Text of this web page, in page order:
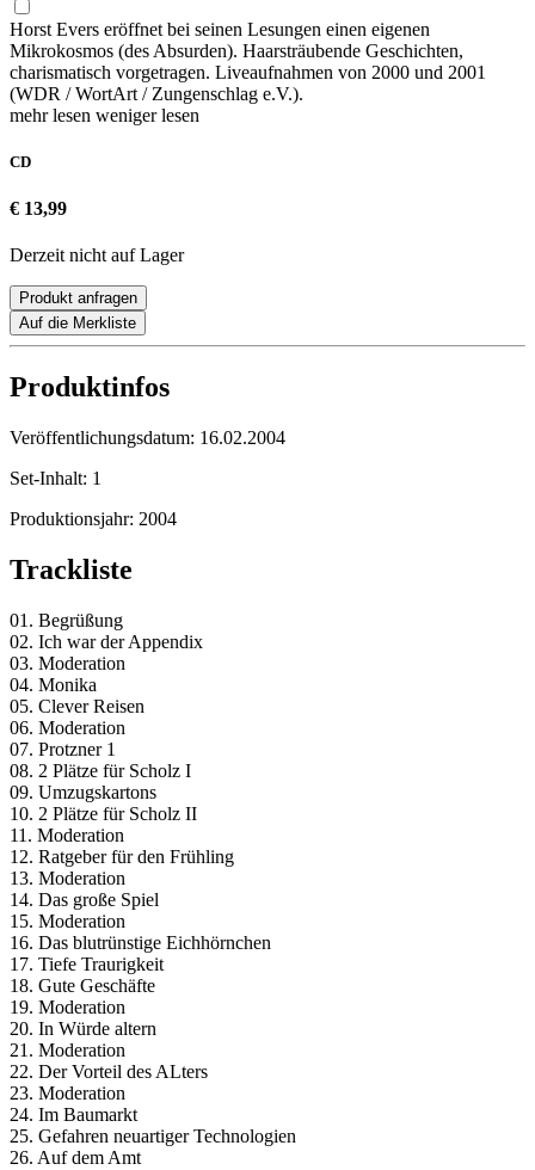
Horst Evers eröffnet bei seinen Lesungen einen eigenen
Mikrokosmos (des Absurden). Haarsträubende Geschichten,
charismatisch vorgetragen. Liveaufnahmen von 2000 und 2001
(WDR / WortArt / Zungenschlag e.V.).
mehr lesen weniger lesen
CD
€ 13,99
Derzeit nicht auf Lager
Produkt anfragen
Auf die Merkliste
Produktinfos
Veröffentlichungsdatum: 16.02.2004
Set-Inhalt: 1
Produktionsjahr: 2004
Trackliste
01. Begrüßung
02. Ich war der Appendix
03. Moderation
04. Monika
05. Clever Reisen
06. Moderation
07. Protzner 1
08. 2 Plätze für Scholz I
09. Umzugskartons
10. 2 Plätze für Scholz II
11. Moderation
12. Ratgeber für den Frühling
13. Moderation
14. Das große Spiel
15. Moderation
16. Das blutrünstige Eichhörnchen
17. Tiefe Traurigkeit
18. Gute Geschäfte
19. Moderation
20. In Würde altern
21. Moderation
22. Der Vorteil des ALters
23. Moderation
24. Im Baumarkt
25. Gefahren neuartiger Technologien
26. Auf dem Amt